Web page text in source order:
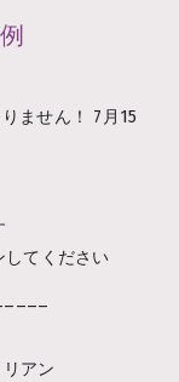
ません！ 7月15
てください
アン